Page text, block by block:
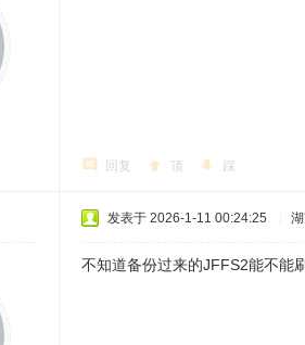
回复 顶 踩
发表于 2026-1-11 00:24:25
不知道备份过来的JFFS2能不能